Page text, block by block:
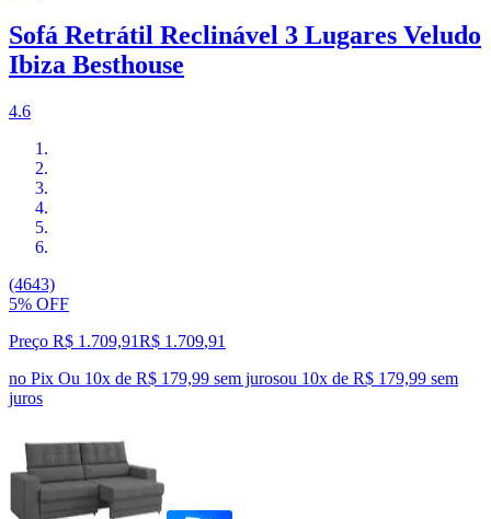
Sofá Retrátil Reclinável 3 Lugares Veludo
Ibiza Besthouse
4.6
(4643)
5% OFF
Preço R$ 1.709,91R$ 1.709,91
no Pix Ou 10x de R$ 179,99 sem jurosou 10x de R$ 179,99 sem
juros